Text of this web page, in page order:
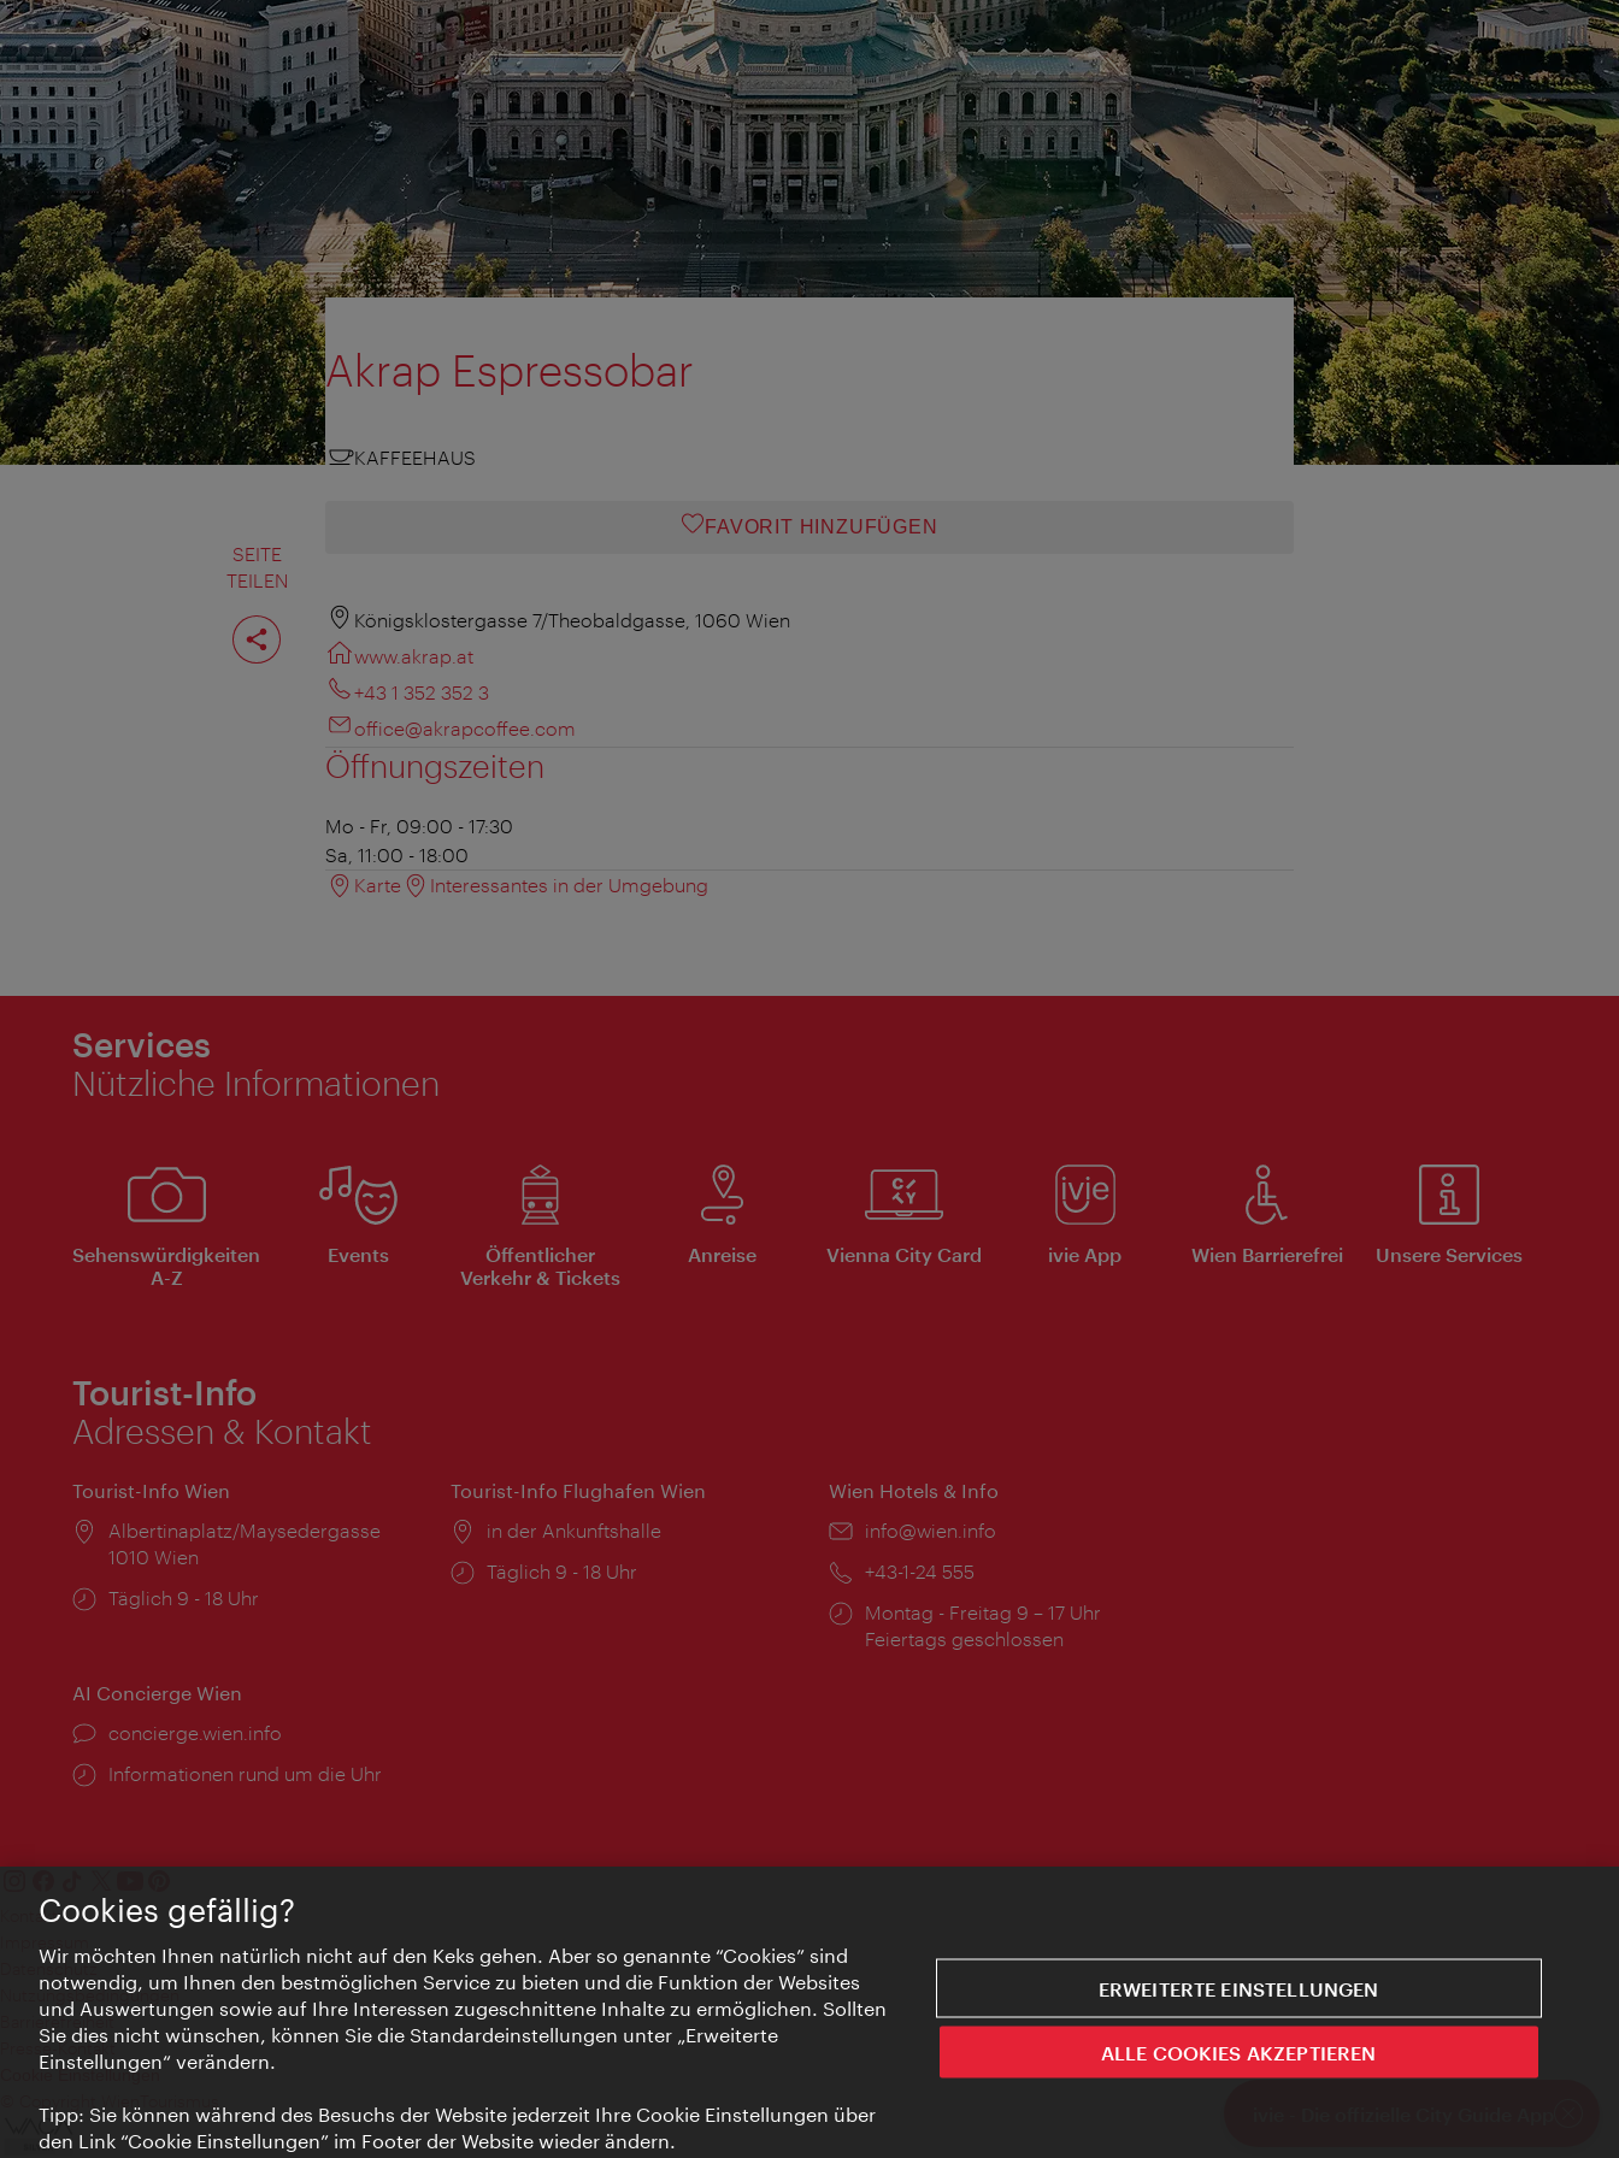
SEITE
TEILEN
Seite
teilen
Akrap Espressobar
KAFFEEHAUS
FAVORIT HINZUFÜGEN
Königsklostergasse 7/Theobaldgasse, 1060 Wien
www.akrap.at
+43 1 352 352 3
office@akrapcoffee.com
Öffnungszeiten
Mo - Fr, 09:00 - 17:30
Sa, 11:00 - 18:00
Karte
Interessantes in der Umgebung
Services
Nützliche Informationen
Sehenswürdigkeiten
A-Z
Events
Öffentlicher
Verkehr & Tickets
Anreise Vienna City Card ivie App Wien Barrierefrei Unsere Services
Tourist-Info
Adressen & Kontakt
Tourist-Info Wien
Ort:
Albertinaplatz/Maysedergasse
1010 Wien
Öffnungszeiten:
Täglich 9 - 18 Uhr
Tourist-Info Flughafen Wien
Ort:
in der Ankunftshalle
Öffnungszeiten:
Täglich 9 - 18 Uhr
Wien Hotels & Info
Email:
info@wien.info
Telefon:
+43-1-24 555
Öffnungszeiten:
Montag - Freitag 9 – 17 Uhr
Feiertags geschlossen
AI Concierge Wien
Ort:
concierge.wien.info
Öffnungszeiten:
Informationen rund um die Uhr
Kontakt
Datenschutz
Nutzungsbedingungen
Barrierefreiheit
Presse-Kontakt
Cookie Einstellungen
Cookies gefällig?
Wir möchten Ihnen natürlich nicht auf den Keks gehen. Aber so genannte “Cookies” sind
notwendig, um Ihnen den bestmöglichen Service zu bieten und die Funktion der Websites
und Auswertungen sowie auf Ihre Interessen zugeschnittene Inhalte zu ermöglichen. Sollten
Sie dies nicht wünschen, können Sie die Standardeinstellungen unter „Erweiterte
Einstellungen“ verändern.
Tipp: Sie können während des Besuchs der Website jederzeit Ihre Cookie Einstellungen über
den Link “Cookie Einstellungen” im Footer der Website wieder ändern.
ERWEITERTE EINSTELLUNGEN
ALLE COOKIES AKZEPTIEREN